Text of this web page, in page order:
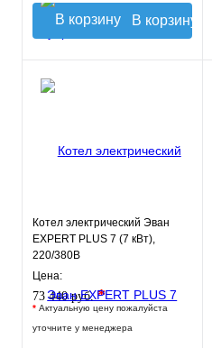
В корзину
Котел электрический Эван
EXPERT PLUS 7 (7 кВт),
220/380В
Цена:
73 440 руб.*
* Актуальную цену пожалуйста
уточните у менеджера